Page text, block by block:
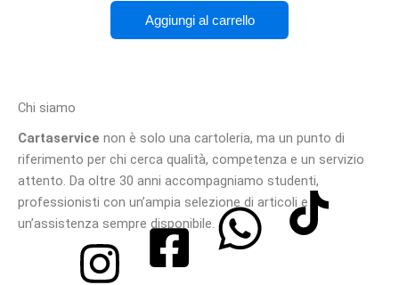
Aggiungi al carrello
Chi siamo
Cartaservice non è solo una cartoleria, ma un punto di
riferimento per chi cerca qualità, competenza e un servizio
attento. Da oltre 30 anni accompagniamo studenti,
professionisti con un’ampia selezione di articoli e
un’assistenza sempre disponibile.